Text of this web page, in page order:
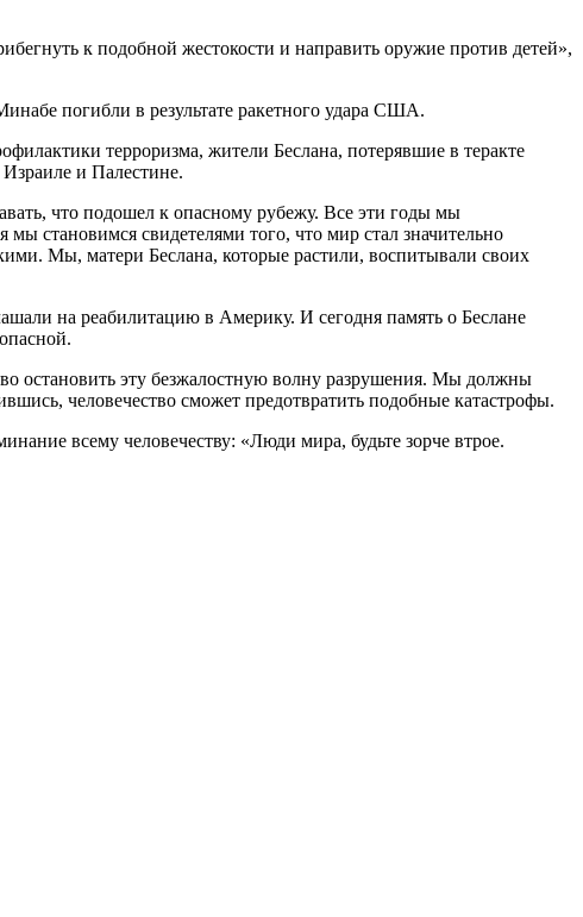
к подобной жестокости и направить оружие против детей»,
погибли в результате ракетного удара США.
терроризма, жители Беслана, потерявшие в теракте
и Палестине.
что подошел к опасному рубежу. Все эти годы мы
мы становимся свидетелями того, что мир стал значительно
Мы, матери Беслана, которые растили, воспитывали своих
на реабилитацию в Америку. И сегодня память о Беслане
остановить эту безжалостную волну разрушения. Мы должны
человечество сможет предотвратить подобные катастрофы.
всему человечеству: «Люди мира, будьте зорче втрое.